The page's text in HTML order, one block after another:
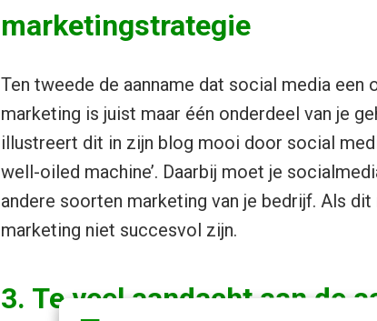
marketingstrategie
Ten tweede de aanname dat social media
marketing is juist maar één onderdeel van je
illustreert dit in zijn blog mooi door social
well-oiled machine’. Daarbij moet je
andere soorten marketing van je bedrijf. Als
marketing niet succesvol zijn.
3. Te veel aandacht aan de